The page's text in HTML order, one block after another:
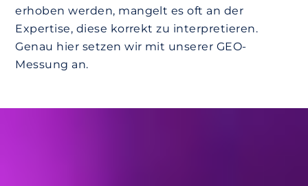
erhoben werden, mangelt es oft an der
Expertise, diese korrekt zu interpretieren.
Genau hier setzen wir mit unserer GEO-
Messung an.